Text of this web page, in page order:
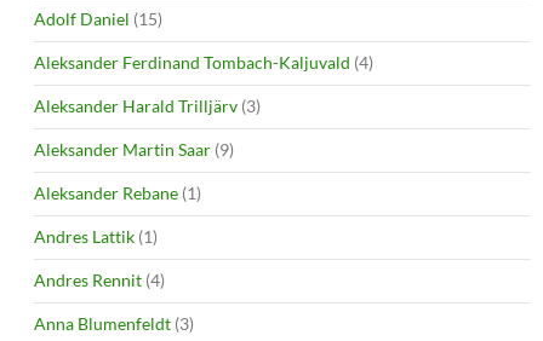
Adolf Daniel (15)
Aleksander Ferdinand Tombach-Kaljuvald (4)
Aleksander Harald Trilljärv (3)
Aleksander Martin Saar (9)
Aleksander Rebane (1)
Andres Lattik (1)
Andres Rennit (4)
Anna Blumenfeldt (3)